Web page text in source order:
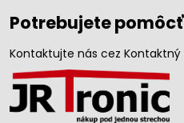
Potrebujete
Kontaktujte nás cez